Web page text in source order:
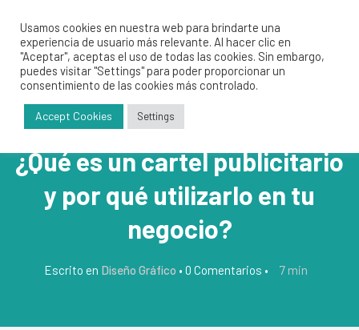
¿Qué es un cartel publicitario
y por qué utilizarlo en tu
negocio?
Escrito en Diseño Gráfico • 0 Comentarios • 7min
Usamos cookies en nuestra web para brindarte una
experiencia de usuario más relevante. Al hacer clic en
"Aceptar", aceptas el uso de todas las cookies. Sin embargo,
puedes visitar "Settings" para poder proporcionar un
consentimiento de las cookies más controlado.
Accept Cookies Settings